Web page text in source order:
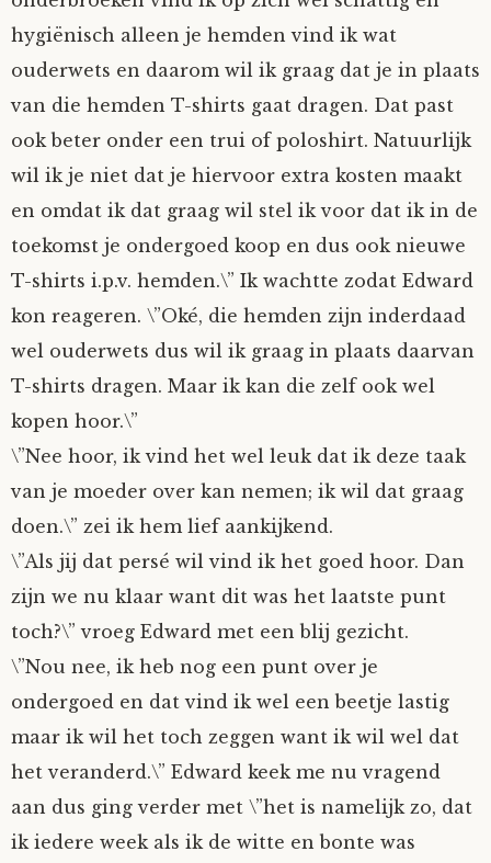
hygiënisch alleen je hemden vind ik wat
ouderwets en daarom wil ik graag dat je in plaats
van die hemden T-shirts gaat dragen. Dat past
ook beter onder een trui of poloshirt. Natuurlijk
wil ik je niet dat je hiervoor extra kosten maakt
en omdat ik dat graag wil stel ik voor dat ik in de
toekomst je ondergoed koop en dus ook nieuwe
T-shirts i.p.v. hemden.\” Ik wachtte zodat Edward
kon reageren. \”Oké, die hemden zijn inderdaad
wel ouderwets dus wil ik graag in plaats daarvan
T-shirts dragen. Maar ik kan die zelf ook wel
kopen hoor.\”
\”Nee hoor, ik vind het wel leuk dat ik deze taak
van je moeder over kan nemen; ik wil dat graag
doen.\” zei ik hem lief aankijkend.
\”Als jij dat persé wil vind ik het goed hoor. Dan
zijn we nu klaar want dit was het laatste punt
toch?\” vroeg Edward met een blij gezicht.
\”Nou nee, ik heb nog een punt over je
ondergoed en dat vind ik wel een beetje lastig
maar ik wil het toch zeggen want ik wil wel dat
het veranderd.\” Edward keek me nu vragend
aan dus ging verder met \”het is namelijk zo, dat
ik iedere week als ik de witte en bonte was